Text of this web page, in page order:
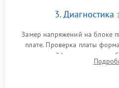
3. Диагностика
Замер напряжений на блоке
плате. Проверка платы
плоских шлейфов сканера и
оптопар (датчиков